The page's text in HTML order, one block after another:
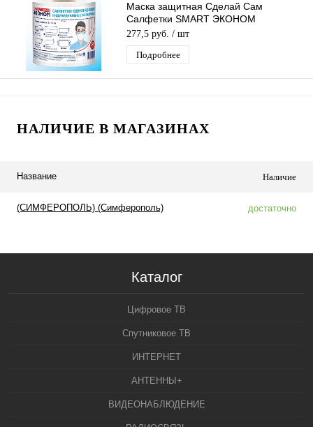
Маска защитная Сделай Сам
Салфетки SMART ЭКОНОМ
одноразовые индивидуальные
барьерные №50
277,5 руб. / шт
Подробнее
НАЛИЧИЕ В МАГАЗИНАХ
Название Наличие
(СИМФЕРОПОЛЬ) (Симферополь) достаточно
Каталог
Цифровое ТВ
Спутниковое ТВ
ИНТЕРНЕТ
АНТЕННЫ+
ВИДЕОНАБЛЮДЕНИЕ